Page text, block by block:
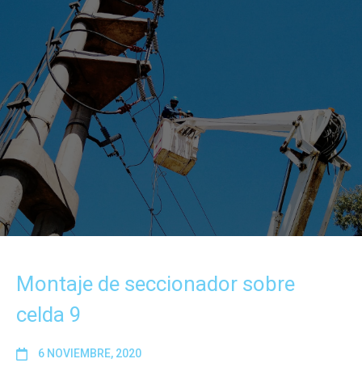
Montaje de seccionador sobre
celda 9
6 NOVIEMBRE, 2020